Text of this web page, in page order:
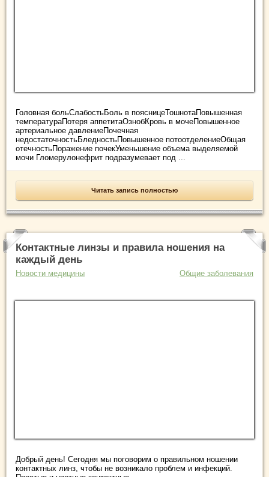
Головная больСлабостьБоль в поясницеТошнотаПовышенная
температураПотеря аппетитаОзнобКровь в мочеПовышенное
артериальное давлениеПочечная
недостаточностьБледностьПовышенное потоотделениеОбщая
отечностьПоражение почекУменьшение объема выделяемой
мочи Гломерулонефрит подразумевает под ...
Читать запись полностью
Контактные линзы и правила ношения на
каждый день
Новости медицины Общие заболевания
Добрый день! Сегодня мы поговорим о правильном ношении
контактных линз, чтобы не возникало проблем и инфекций.